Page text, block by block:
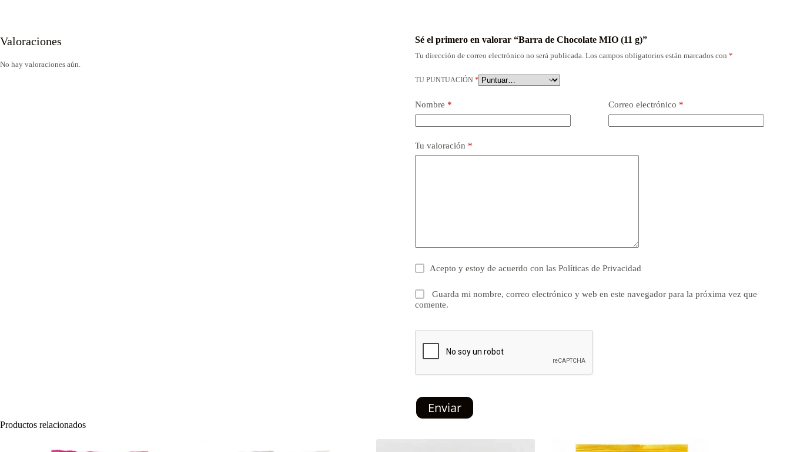
Valoraciones
No hay valoraciones aún.
Sé el primero en valorar “Barra de Chocolate MIO (11 g)”
Tu dirección de correo electrónico no será publicada. Los campos obligatorios están marcados con *
TU PUNTUACIÓN *
Nombre * Correo electrónico *
Tu valoración *
Acepto y estoy de acuerdo con las Políticas de Privacidad
Guarda mi nombre, correo electrónico y web en este navegador para la próxima vez que
comente.
Enviar
Productos relacionados